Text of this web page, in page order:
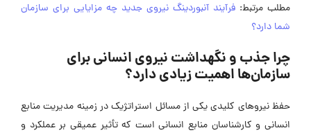
مطلب مرتبط: فرآیند آنبوردینگ نیروی جدید چه مزایایی برای سازمان
شما دارد؟
چرا جذب و نگهداشت نیروی انسانی برای
سازمان‌ها اهمیت زیادی دارد؟
حفظ نیرو‌های کلیدی یکی از مسائل استراتژیک در زمینه مدیریت منابع
انسانی و کارشناسان منابع انسانی است که تأثیر عمیقی بر عملکرد و